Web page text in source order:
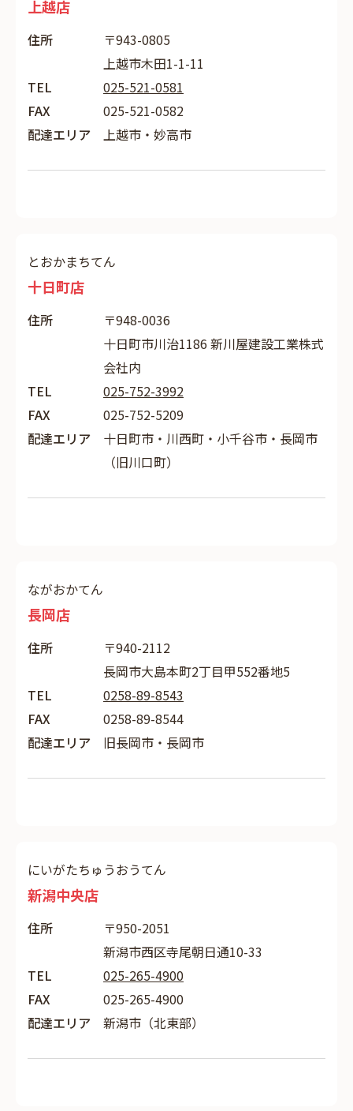
上越店
住所
〒943-0805
上越市木田1-1-11
TEL
025-521-0581
FAX
025-521-0582
配達エリア
上越市・妙高市
とおかまちてん
十日町店
住所
〒948-0036
十日町市川治1186 新川屋建設工業株式
会社内
TEL
025-752-3992
FAX
025-752-5209
配達エリア
十日町市・川西町・小千谷市・長岡市
（旧川口町）
ながおかてん
長岡店
住所
〒940-2112
長岡市大島本町2丁目甲552番地5
TEL
0258-89-8543
FAX
0258-89-8544
配達エリア
旧長岡市・長岡市
にいがたちゅうおうてん
新潟中央店
住所
〒950-2051
新潟市西区寺尾朝日通10-33
TEL
025-265-4900
FAX
025-265-4900
配達エリア
新潟市（北東部）